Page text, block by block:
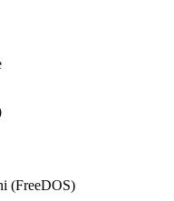
(FreeDOS)